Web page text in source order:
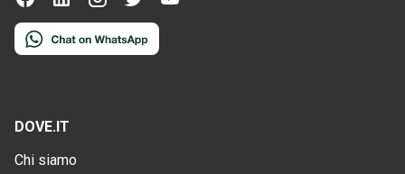
DOVE.IT
Chi siamo